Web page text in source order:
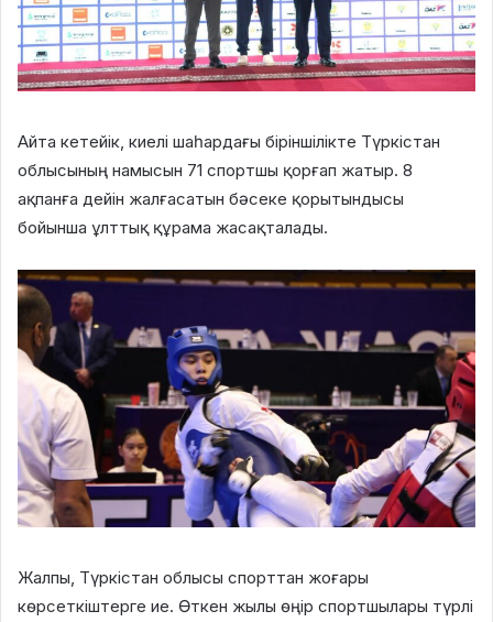
Айта кетейік, киелі шаһардағы біріншілікте Түркістан
облысының намысын 71 спортшы қорғап жатыр. 8
ақпанға дейін жалғасатын бәсеке қорытындысы
бойынша ұлттық құрама жасақталады.
Жалпы, Түркістан облысы спорттан жоғары
көрсеткіштерге ие. Өткен жылы өңір спортшылары түрлі